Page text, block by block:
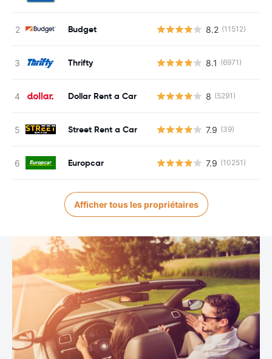
Budget 8.2 (11512)
Thrifty 8.1 (6971)
Dollar Rent a Car 8 (5291)
Street Rent a Car 7.9 (39)
Europcar 7.9 (10251)
Afficher tous les propriétaires